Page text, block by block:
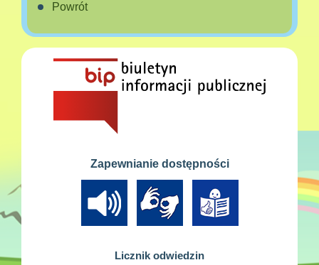
Powrót
Zapewnianie dostępności
Licznik odwiedzin